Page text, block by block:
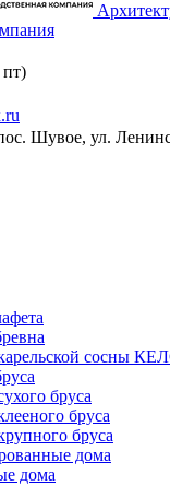
Шувое, ул.
сосны
бруса
бруса
бруса
дома
дома